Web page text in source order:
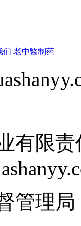
们 老中醫制药
有限责
管理